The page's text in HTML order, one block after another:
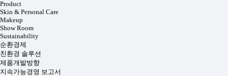
Product
Skin & Personal Care
Makeup
Show Room
Sustainability
순환경제
친환경 솔루션
제품개발방향
지속가능경영 보고서